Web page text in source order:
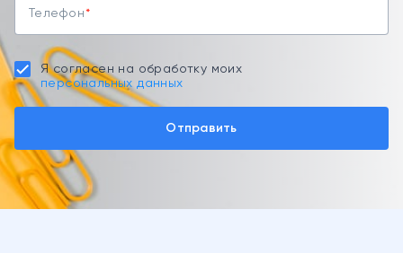
Телефон
Я согласен на обработку моих
персональных данных
Отправить